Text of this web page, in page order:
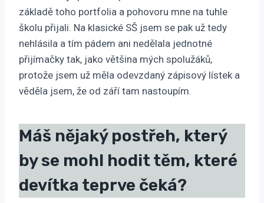
základě toho portfolia a pohovoru mne na tuhle
školu přijali. Na klasické SŠ jsem se pak už tedy
nehlásila a tím pádem ani nedělala jednotné
přijímačky tak, jako většina mých spolužáků,
protože jsem už měla odevzdaný zápisový lístek a
věděla jsem, že od září tam nastoupím.
Máš nějaký postřeh, který
by se mohl hodit těm, které
devítka teprve čeká?